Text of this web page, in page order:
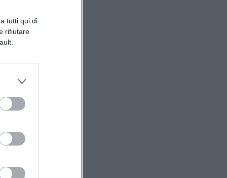
tutti qui di
rifiutare